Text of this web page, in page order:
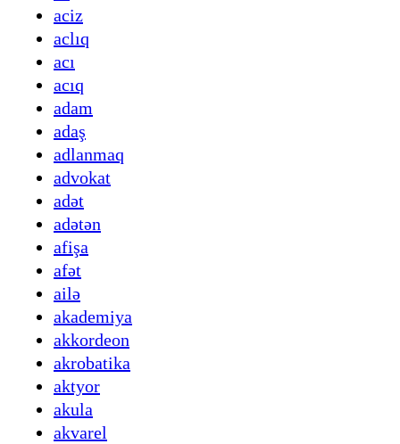
aciz
aclıq
acı
acıq
adam
adaş
adlanmaq
advokat
adət
adətən
afişa
afət
ailə
akademiya
akkordeon
akrobatika
aktyor
akula
akvarel